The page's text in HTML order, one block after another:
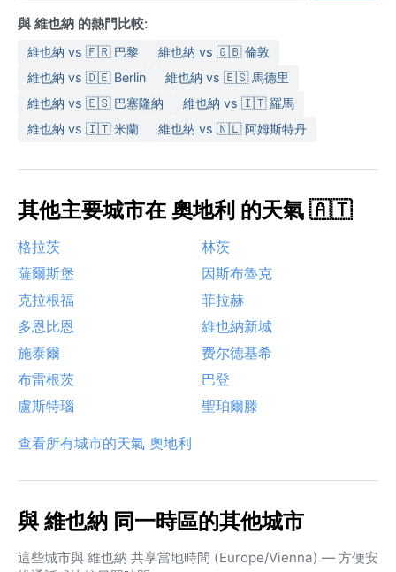
與 維也納 的熱門比較:
維也納 vs 🇫🇷 巴黎
維也納 vs 🇬🇧 倫敦
維也納 vs 🇩🇪 Berlin
維也納 vs 🇪🇸 馬德里
維也納 vs 🇪🇸 巴塞隆納
維也納 vs 🇮🇹 羅馬
維也納 vs 🇮🇹 米蘭
維也納 vs 🇳🇱 阿姆斯特丹
其他主要城市在 奧地利 的天氣 🇦🇹
格拉茨
林茨
薩爾斯堡
因斯布魯克
克拉根福
菲拉赫
多恩比恩
維也納新城
施泰爾
费尔德基希
布雷根茨
巴登
盧斯特瑙
聖珀爾滕
查看所有城市的天氣 奧地利
與 維也納 同一時區的其他城市
這些城市與 維也納 共享當地時間 (Europe/Vienna) — 方便安